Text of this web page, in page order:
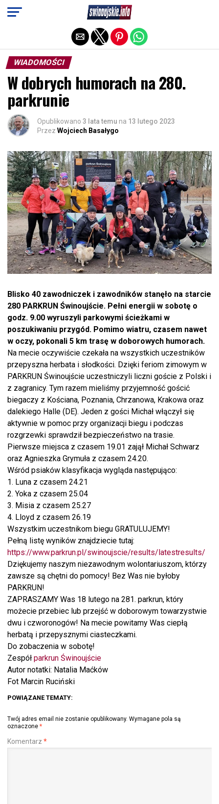
WIADOMOŚCI
W dobrych humorach na 280.
parkrunie
Opublikowano 3 lata temu na 13 lutego 2023
Przez Wojciech Basałygo
Blisko 40 zawodniczek i zawodników stanęło na starcie
280 PARKRUN Świnoujście. Pełni energii w sobotę o
godz. 9.00 wyruszyli parkowymi ścieżkami w
poszukiwaniu przygód. Pomimo wiatru, czasem nawet
w oczy, pokonali 5 km trasę w doborowych humorach.
Na mecie oczywiście czekała na wszystkich uczestników
przepyszna herbata i słodkości. Dzięki feriom zimowym w
PARKRUN Świnoujście uczestniczyli liczni goście z Polski i
z zagranicy. Tym razem mieliśmy przyjemność gościć
biegaczy z Kościana, Poznania, Chrzanowa, Krakowa oraz
dalekiego Halle (DE). Jeden z gości Michał włączył się
aktywnie w pomoc przy organizacji biegu i podczas
rozgrzewki sprawdził bezpieczeństwo na trasie.
Pierwsze miejsca z czasem 19.01 zajął Michał Schwarz
oraz Agnieszka Grymuła z czasem 24.20.
Wśród psiaków klasyfikacja wygląda następująco:
1. Luna z czasem 24.21
2. Yoka z czasem 25.04
3. Misia z czasem 25.27
4. Lloyd z czasem 26.19
Wszystkim uczestnikom biegu GRATULUJEMY!
Pełną listę wyników znajdziecie tutaj:
https://www.parkrun.pl/swinoujscie/results/latestresults/
Dziękujemy naszym niezawodnym wolontariuszom, którzy
zawsze są chętni do pomocy! Bez Was nie byłoby
PARKRUN!
ZAPRASZAMY Was 18 lutego na 281. parkrun, który
możecie przebiec lub przejść w doborowym towarzystwie
dwu i czworonogów! Na mecie powitamy Was ciepłą
herbatą i przepysznymi ciasteczkami.
Do zobaczenia w sobotę!
Zespół parkrun Świnoujście
Autor notatki: Natalia Maćków
Fot Marcin Ruciński
POWIĄZANE TEMATY:
Twój adres email nie zostanie opublikowany. Wymagane pola są
oznaczone *
Komentarz *
Exit mobile version